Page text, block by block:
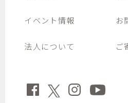
イベント情報
法人について
お
ご